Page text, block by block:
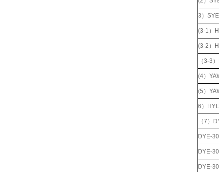
3）
(3-1）
(3-2）
（3-3
(4）
(5）
6）
（7）
DYE-
DYE-
DYE-